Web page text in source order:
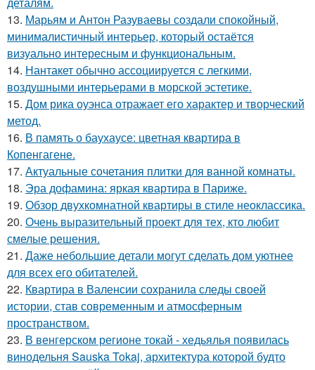
13. Марьям и Антон Разуваевы создали спокойный,
минималистичный интерьер, который остаётся
визуально интересным и функциональным.
14. Нантакет обычно ассоциируется с легкими,
воздушными интерьерами в морской эстетике.
15. Дом рика оуэнса отражает его характер и творческий
метод.
16. В память о баухаусе: цветная квартира в
Копенгагене.
17. Актуальные сочетания плитки для ванной комнаты.
18. Эра дофамина: яркая квартира в Париже.
19. Обзор двухкомнатной квартиры в стиле неоклассика.
20. Очень выразительный проект для тех, кто любит
смелые решения.
21. Даже небольшие детали могут сделать дом уютнее
для всех его обитателей.
22. Квартира в Валенсии сохранила следы своей
истории, став современным и атмосферным
пространством.
23. В венгерском регионе токай - хедьялья появилась
винодельня Sauska Tokaj, архитектура которой будто